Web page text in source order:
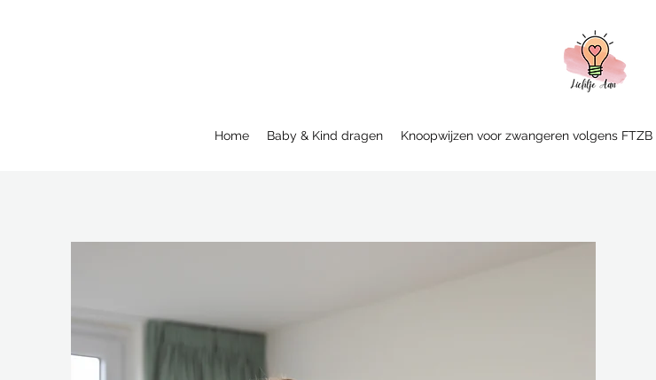
Home Baby & Kind dragen Knoopwijzen voor zwangeren volgens FTZB